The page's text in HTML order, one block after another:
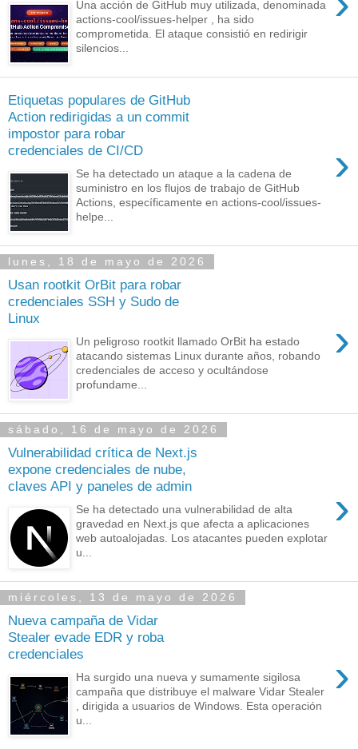
Una acción de GitHub muy utilizada, denominada
actions-cool/issues-helper , ha sido
comprometida. El ataque consistió en redirigir
silencios...
Etiquetas populares de GitHub
Action redirigidas a un commit
impostor para robar
credenciales de CI/CD
›
Se ha detectado un ataque a la cadena de
suministro en los flujos de trabajo de GitHub
Actions, específicamente en actions-cool/issues-
helpe...
lunes, 18 de mayo de 2026
Usan rootkit OrBit para robar
credenciales SSH y Sudo de
Linux
›
Un peligroso rootkit llamado OrBit ha estado
atacando sistemas Linux durante años, robando
credenciales de acceso y ocultándose
profundame...
sábado, 16 de mayo de 2026
Vulnerabilidad crítica de Next.js
expone credenciales de nube,
claves API y paneles de admin
›
Se ha detectado una vulnerabilidad de alta
gravedad en Next.js que afecta a aplicaciones
web autoalojadas. Los atacantes pueden explotar
u...
miércoles, 13 de mayo de 2026
Nueva campaña de Vidar
Stealer evade EDR y roba
credenciales
›
Ha surgido una nueva y sumamente sigilosa
campaña que distribuye el malware Vidar Stealer
, dirigida a usuarios de Windows. Esta operación
u...